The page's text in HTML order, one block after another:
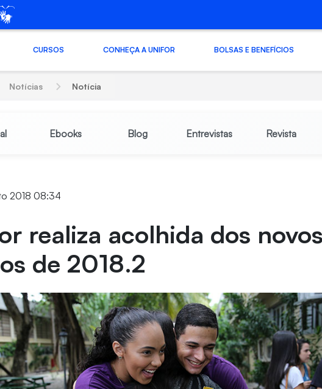
CURSOS CONHEÇA A UNIFOR BOLSAS E BENEFÍCIOS
Notícias Notícia
Ebooks Blog Entrevistas Revista
2018 08:34
realiza acolhida dos novos
de 2018.2